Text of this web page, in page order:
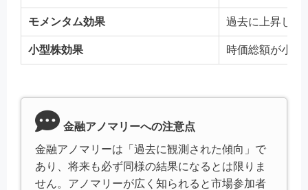
モメンタム効果 過去に上昇した
小型株効果 時価総額が小さ
金融アノマリーへの注意点
金融アノマリーは「過去に観測された傾向」で
あり、将来も必ず同様の結果になるとは限りま
せん。アノマリーが広く知られると市場参加者